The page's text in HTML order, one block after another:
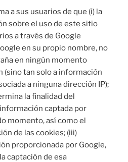
a sus usuarios de que (i) la
sobre el uso de este sitio
a través de Google
en su propio nombre, no
en ningún momento
(sino tan solo a información
a ninguna dirección IP);
la finalidad del
captada por
momento, así como el
de las cookies; (iii)
proporcionada por Google,
captación de esa